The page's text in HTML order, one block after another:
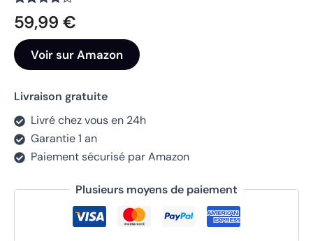
Noté
4.1
sur 5
sur
4050
notations
client
59,99 €
Voir sur Amazon
Livraison gratuite
Livré chez vous en 24h
Garantie 1 an
Paiement sécurisé par Amazon
Plusieurs moyens de paiement